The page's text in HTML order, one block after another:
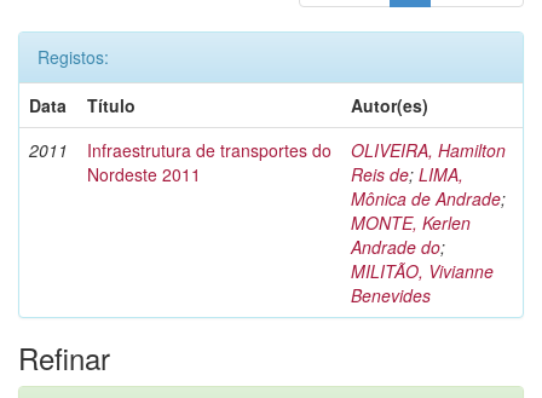
Registos:
Data
Título
Autor(es)
2011
Infraestrutura de transportes do
Nordeste 2011
OLIVEIRA, Hamilton
Reis de; LIMA,
Mônica de Andrade;
MONTE, Kerlen
Andrade do;
MILITÃO, Vivianne
Benevides
Refinar